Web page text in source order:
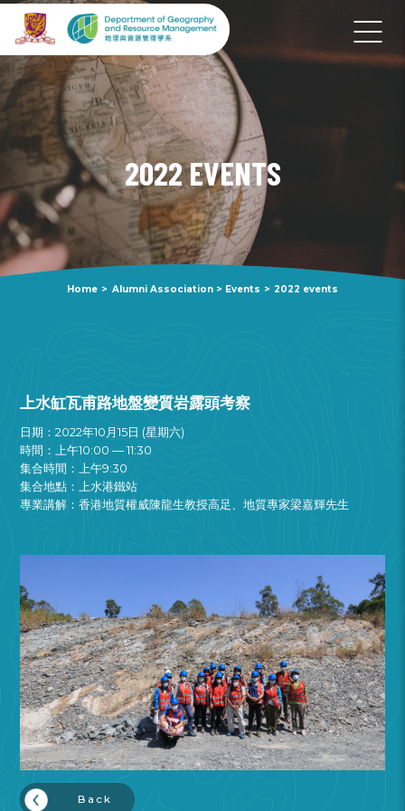
2022 EVENTS
Home > Alumni Association> Events > 2022 events
上水缸瓦甫路地盤變質岩露頭考察
日期：2022年10月15日 (星期六)
時間：上午10:00 — 11:30
集合時間：上午9:30
集合地點：上水港鐵站
專業講解：香港地質權威陳龍生教授高足、地質專家梁嘉輝先生
Back